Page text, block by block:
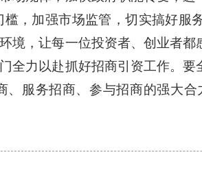
，加强市场监管，切实搞好服
境，让每一位投资者、创业者
全力以赴抓好招商引资工作。
服务招商、参与招商的强大